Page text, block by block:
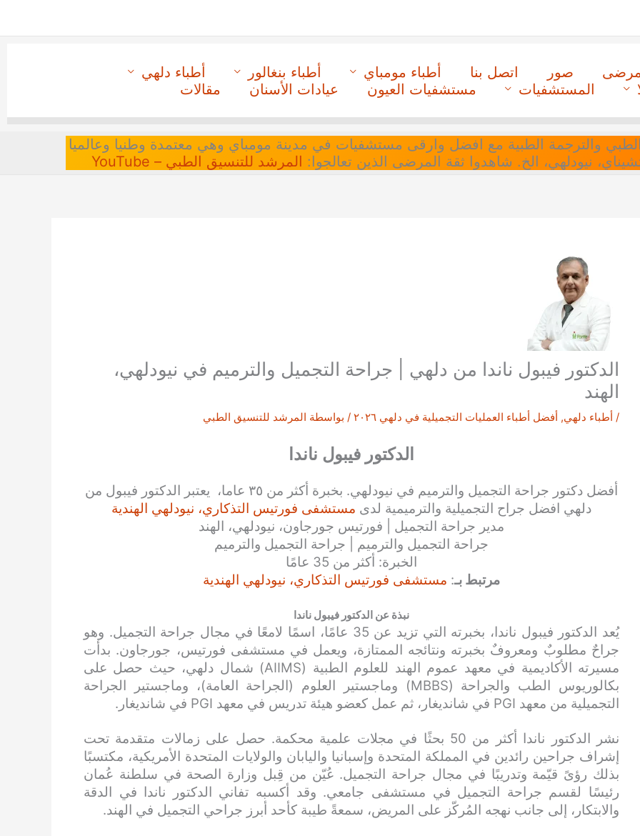
صور اتصل بنا أطباء مومباي أطباء بنغالور
أطباء دلهي
المستشفيات مستشفيات العيون عيادات الأسنان مقالات
الطبي والترجمة الطبية مع افضل وارقى مستشفيات في مدينة مومباي وهي معتمدة وطنيا وعالميا
تشيناي، نيودلهي، الخ. شاهدوا ثقة المرضى الذين تعالجوا: المرشد للتنسيق الطبي – YouTube
الدكتور فيبول ناندا من دلهي | جراحة التجميل والترميم في نيودلهي،
الهند
/ أطباء دلهي, أفضل أطباء العمليات التجميلية في دلهي ٢٠٢٦ / بواسطة المرشد للتنسيق الطبي
الدكتور فيبول ناندا
أفضل دكتور جراحة التجميل والترميم في نيودلهي. بخبرة أكثر من ٣٥ عاما، يعتبر الدكتور فيبول من
دلهي افضل جراح التجميلية والترميمية لدى مستشفى فورتيس التذكاري، نيودلهي الهندية
مدير جراحة التجميل | فورتيس جورجاون، نيودلهي، الهند
جراحة التجميل والترميم | جراحة التجميل والترميم
الخبرة: أكثر من 35 عامًا
مرتبط بـ: مستشفى فورتيس التذكاري، نيودلهي الهندية
نبذة عن الدكتور فيبول ناندا
يُعد الدكتور فيبول ناندا، بخبرته التي تزيد عن 35 عامًا، اسمًا لامعًا في مجال جراحة التجميل. وهو
جراحٌ مطلوبٌ ومعروفٌ بخبرته ونتائجه الممتازة، ويعمل في مستشفى فورتيس، جورجاون. بدأت
مسيرته الأكاديمية في معهد عموم الهند للعلوم الطبية (AIIMS) شمال دلهي، حيث حصل على
بكالوريوس الطب والجراحة (MBBS) وماجستير العلوم (الجراحة العامة)، وماجستير الجراحة
التجميلية من معهد PGI في شانديغار، ثم عمل كعضو هيئة تدريس في معهد PGI في شانديغار.
نشر الدكتور ناندا أكثر من 50 بحثًا في مجلات علمية محكمة. حصل على زمالات متقدمة تحت
إشراف جراحين رائدين في المملكة المتحدة وإسبانيا واليابان والولايات المتحدة الأمريكية، مكتسبًا
بذلك رؤىً قيّمة وتدريبًا في مجال جراحة التجميل. عُيّن من قِبل وزارة الصحة في سلطنة عُمان
رئيسًا لقسم جراحة التجميل في مستشفى جامعي. وقد أكسبه تفاني الدكتور ناندا في الدقة
والابتكار، إلى جانب نهجه المُركّز على المريض، سمعةً طيبة كأحد أبرز جراحي التجميل في الهند.